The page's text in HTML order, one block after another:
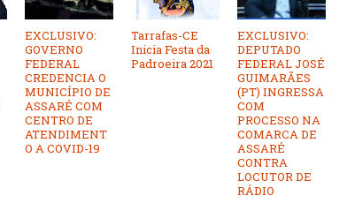
EXCLUSIVO:
GOVERNO
FEDERAL
CREDENCIA O
MUNICÍPIO DE
ASSARÉ COM
CENTRO DE
ATENDIMENT
O A COVID-19
Tarrafas-CE
Inicia Festa da
Padroeira 2021
EXCLUSIVO:
DEPUTADO
FEDERAL JOSÉ
GUIMARÃES
(PT) INGRESSA
COM
PROCESSO NA
COMARCA DE
ASSARÉ
CONTRA
LOCUTOR DE
RÁDIO